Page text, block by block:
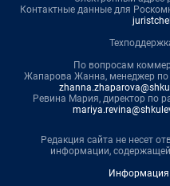
Контактные данные для
По вопросам
Жапарова Жанна, менеджер по
Ревина Мария, директор по
Редакция сайта не несет
информации,
Информация